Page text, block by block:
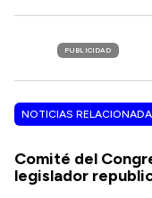
PUBLICIDAD
NOTICIAS
Comité del
legislador